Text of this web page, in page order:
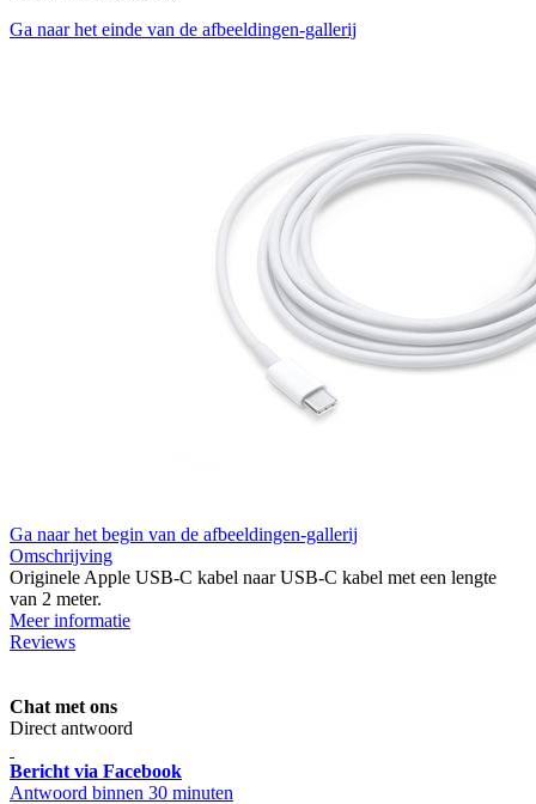
Ga naar het einde van de afbeeldingen-gallerij
Ga naar het begin van de afbeeldingen-gallerij
Omschrijving
Originele Apple USB-C kabel naar USB-C kabel met een lengte
van 2 meter.
Meer informatie
Reviews
Chat met ons
Direct antwoord
Bericht via Facebook
Antwoord binnen 30 minuten